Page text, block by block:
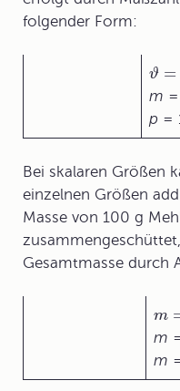
folgender Form:
ϑ =
m
p =
Bei skalaren Größen
einzelnen Größen
Masse von 100 g
Gesamtmasse durch
m
m
m